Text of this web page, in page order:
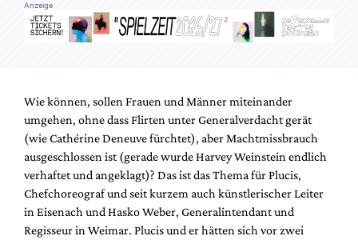
Suche
Anzeige
Wie können, sollen Frauen und Männer miteinander
umgehen, ohne dass Flirten unter Generalverdacht gerät
(wie Cathérine Deneuve fürchtet), aber Machtmissbrauch
ausgeschlossen ist (gerade wurde Harvey Weinstein endlich
verhaftet und angeklagt)? Das ist das Thema für Plucis,
Chefchoreograf und seit kurzem auch künstlerischer Leiter
in Eisenach und Hasko Weber, Generalintendant und
Regisseur in Weimar. Plucis und er hätten sich vor zwei